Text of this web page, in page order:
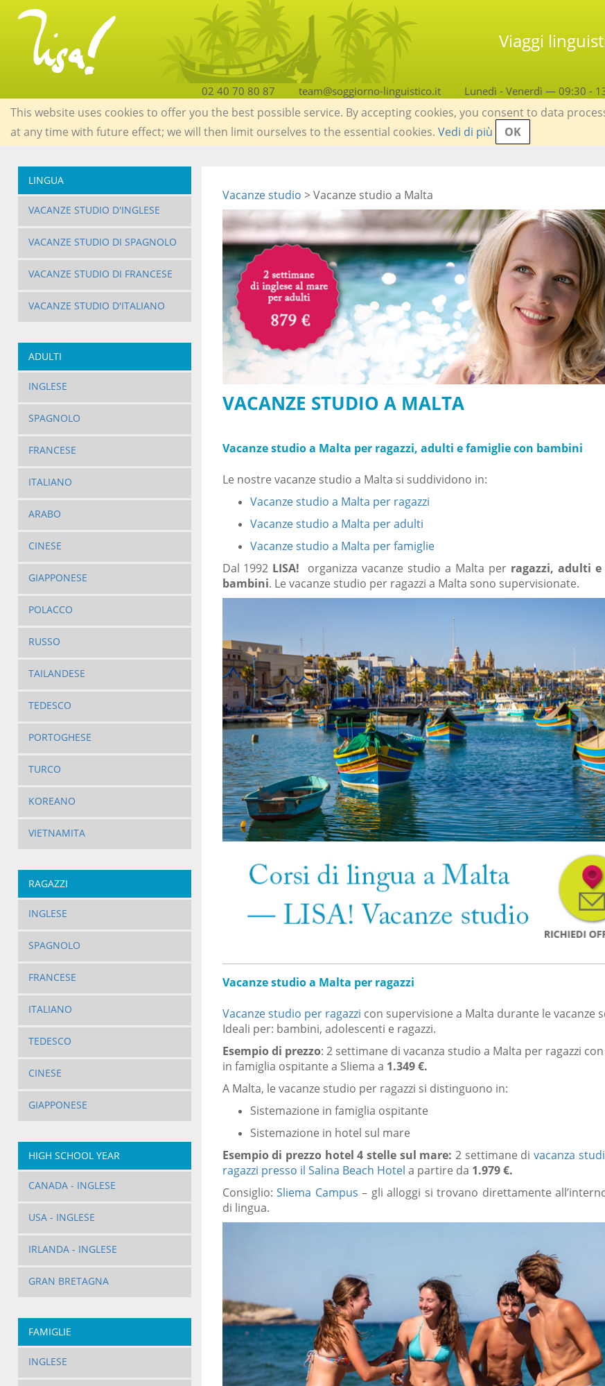
Viaggi
02 40 70 80 87 team@soggiorno-linguistico.it Lunedì - Venerdì — 09:30 -
This website uses cookies to offer you the best possible service. By accepting cookies, you consent to data
at any time with future effect; we will then limit ourselves to the essential cookies. Vedi di più OK
LINGUA
VACANZE STUDIO D'INGLESE
VACANZE STUDIO DI SPAGNOLO
VACANZE STUDIO DI FRANCESE
VACANZE STUDIO D'ITALIANO
ADULTI
INGLESE
SPAGNOLO
FRANCESE
ITALIANO
ARABO
CINESE
GIAPPONESE
POLACCO
RUSSO
TAILANDESE
TEDESCO
PORTOGHESE
TURCO
KOREANO
VIETNAMITA
RAGAZZI
INGLESE
SPAGNOLO
FRANCESE
ITALIANO
TEDESCO
CINESE
GIAPPONESE
HIGH SCHOOL YEAR
CANADA - INGLESE
USA - INGLESE
IRLANDA - INGLESE
GRAN BRETAGNA
FAMIGLIE
INGLESE
Vacanze studio > Vacanze studio a Malta
VACANZE STUDIO A MALTA
Vacanze studio a Malta per ragazzi, adulti e famiglie con bambini
Le nostre vacanze studio a Malta si suddividono in:
Vacanze studio a Malta per ragazzi
Vacanze studio a Malta per adulti
Vacanze studio a Malta per famiglie
Dal 1992 LISA! organizza vacanze studio a Malta per ragazzi, adulti
bambini. Le vacanze studio per ragazzi a Malta sono supervisionate.
Vacanze studio a Malta per ragazzi
Vacanze studio per ragazzi con supervisione a Malta durante le vacanze
Ideali per: bambini, adolescenti e ragazzi.
Esempio di prezzo: 2 settimane di vacanza studio a Malta per ragazzi
in famiglia ospitante a Sliema a 1.349 €.
A Malta, le vacanze studio per ragazzi si distinguono in:
Sistemazione in famiglia ospitante
Sistemazione in hotel sul mare
Esempio di prezzo hotel 4 stelle sul mare: 2 settimane di vacanza
ragazzi presso il Salina Beach Hotel a partire da 1.979 €.
Consiglio:Sliema Campus – gli alloggi si trovano direttamente
di lingua.